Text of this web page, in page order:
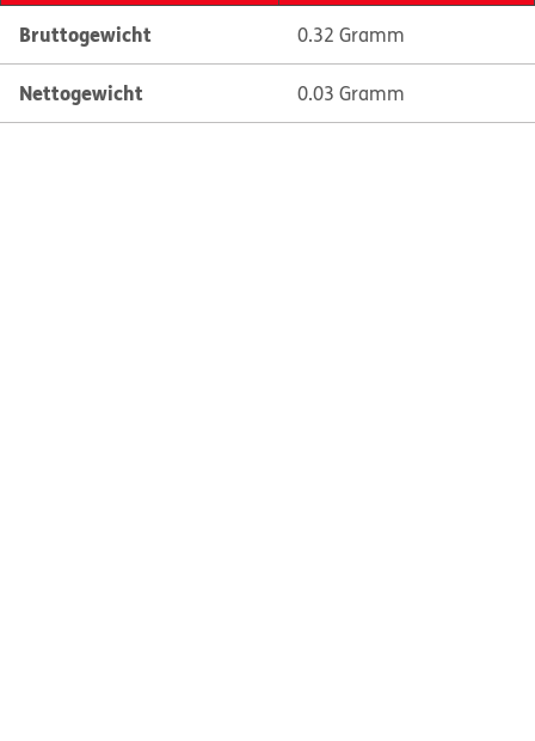
Bruttogewicht 0.32 Gramm
Nettogewicht 0.03 Gramm